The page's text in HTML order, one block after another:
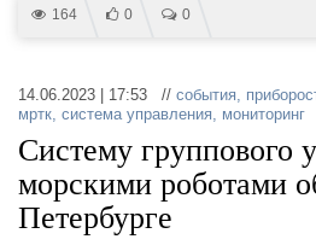
164 0 0
14.06.2023 | 17:53 // события,
мртк, система управления, мониторинг
Систему группового
морскими роботами
Петербурге